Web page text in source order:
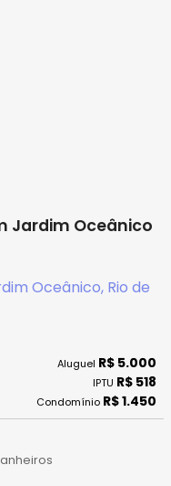
Jardim Oceânico
Oceânico, Rio de
Aluguel R$ 5.000
IPTU R$ 518
Condomínio R$ 1.450